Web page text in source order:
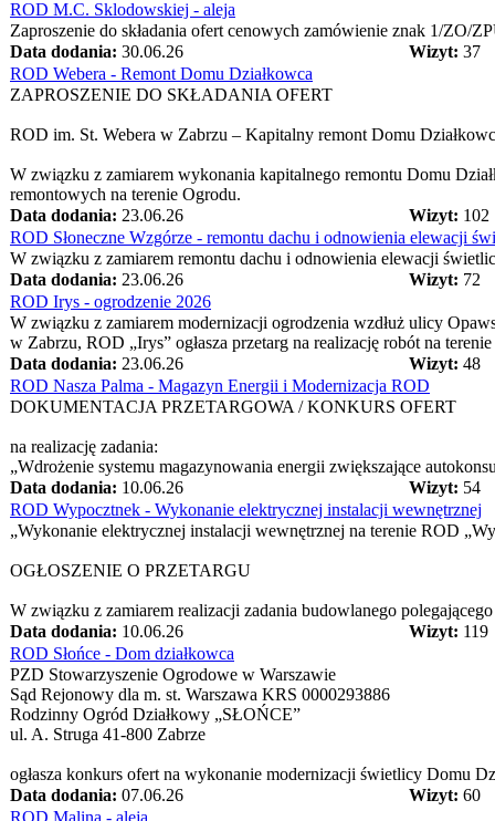
ROD M.C. Sklodowskiej - aleja
Zaproszenie do składania ofert cenowych zamówienie znak 1/
Data dodania: 30.06.26 Wizyt: 37
ROD Webera - Remont Domu Działkowca
ZAPROSZENIE DO SKŁADANIA OFERT
ROD im. St. Webera w Zabrzu – Kapitalny remont Domu
W związku z zamiarem wykonania kapitalnego remontu Domu
remontowych na terenie Ogrodu.
Data dodania: 23.06.26 Wizyt: 102
ROD Słoneczne Wzgórze - remontu dachu i odnowienia elewacji
W związku z zamiarem remontu dachu i odnowienia elewacji
Data dodania: 23.06.26 Wizyt: 72
ROD Irys - ogrodzenie 2026
W związku z zamiarem modernizacji ogrodzenia wzdłuż ulicy
w Zabrzu, ROD „Irys” ogłasza przetarg na realizację robót na
Data dodania: 23.06.26 Wizyt: 48
ROD Nasza Palma - Magazyn Energii i Modernizacja ROD
DOKUMENTACJA PRZETARGOWA / KONKURS OFERT
na realizację zadania:
„Wdrożenie systemu magazynowania energii zwiększające
Data dodania: 10.06.26 Wizyt: 54
ROD Wypocztnek - Wykonanie elektrycznej instalacji wewnętrznej
„Wykonanie elektrycznej instalacji wewnętrznej na terenie ROD
OGŁOSZENIE O PRZETARGU
W związku z zamiarem realizacji zadania budowlanego
Data dodania: 10.06.26 Wizyt: 119
ROD Słońce - Dom działkowca
PZD Stowarzyszenie Ogrodowe w Warszawie
Sąd Rejonowy dla m. st. Warszawa KRS 0000293886
Rodzinny Ogród Działkowy „SŁOŃCE”
ul. A. Struga 41-800 Zabrze
ogłasza konkurs ofert na wykonanie modernizacji świetlicy Domu
Data dodania: 07.06.26 Wizyt: 60